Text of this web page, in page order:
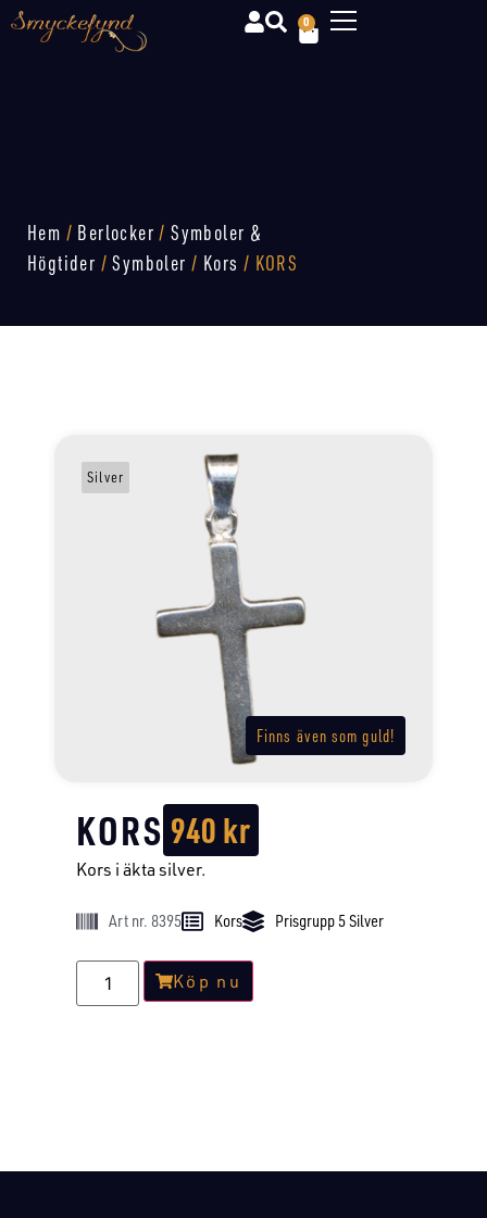
0
Hem / Berlocker /Symboler &
Högtider /Symboler / Kors / KORS
Finns även som guld!
Silver
KORS 940kr
Kors i äkta silver.
Art nr. 8395 Kors Prisgrupp 5 Silver
Köp nu